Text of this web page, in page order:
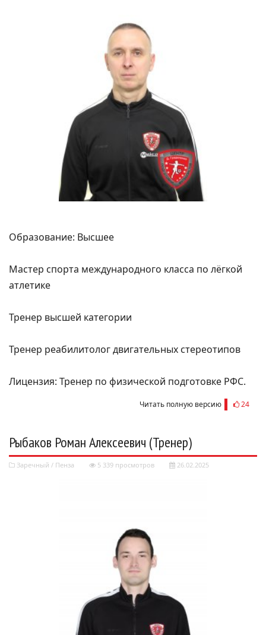
Образование: Высшее
Мастер спорта международного класса по лёгкой
атлетике
Тренер высшей категории
Тренер реабилитолог двигательных стереотипов
Лицензия: Тренер по физической подготовке РФС.
Читать полную версию 24
Рыбаков Роман Алексеевич (Тренер)
Заречный / Пенза 5 339 просмотров 26.02.2025